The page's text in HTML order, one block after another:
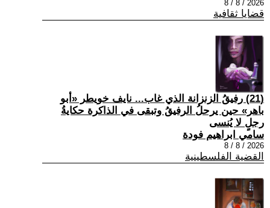
2026 / 8 / 8
قضايا ثقافية
(21) رفيقُ الزنزانة الذي غاب... نايف خويطر «أبو
باهر» حين يرحلُ الرفيقُ وتبقى في الذاكرة حكايةُ
رجلٍ لا يُنسى
سامي ابراهيم فودة
2026 / 8 / 8
القضية الفلسطينية